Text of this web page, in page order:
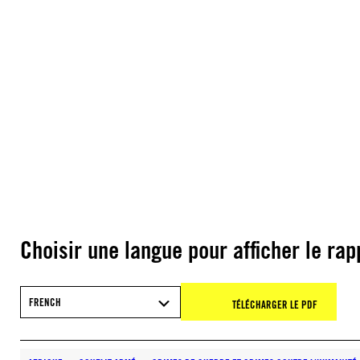
Choisir une langue pour afficher le
FRENCH TÉLÉCHARGER LE PDF